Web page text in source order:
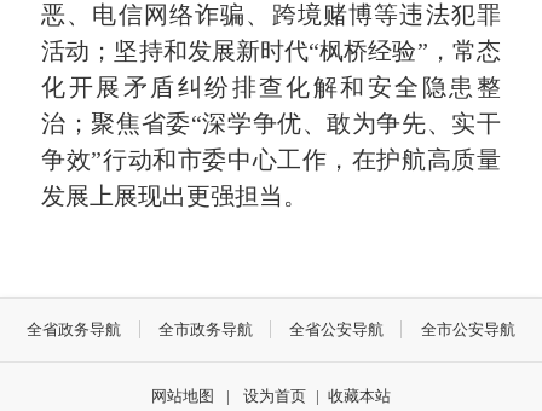
恶、电信网络诈骗、跨境赌博等违法犯罪
活动；坚持和发展新时代“枫桥经验”，常态
化开展矛盾纠纷排查化解和安全隐患整
治；聚焦省委“深学争优、敢为争先、实干
争效”行动和市委中心工作，在护航高质量
发展上展现出更强担当。
全省政务导航 全市政务导航 全省公安导航 全市公安导航
网站地图 | 设为首页 | 收藏本站